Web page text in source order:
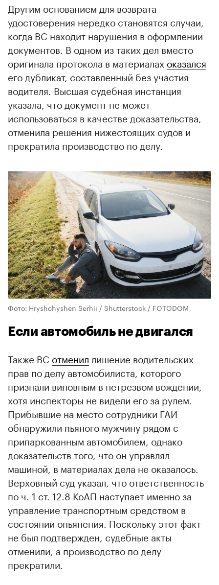
Другим основанием для возврата
удостоверения нередко становятся случаи,
когда ВС находит нарушения в оформлении
документов. В одном из таких дел вместо
оригинала протокола в материалах оказался
его дубликат, составленный без участия
водителя. Высшая судебная инстанция
указала, что документ не может
использоваться в качестве доказательства,
отменила решения нижестоящих судов и
прекратила производство по делу.
Фото: Hryshchyshen Serhii / Shutterstock / FOTODOM
Если автомобиль не двигался
Также ВС отменил лишение водительских
прав по делу автомобилиста, которого
признали виновным в нетрезвом вождении,
хотя инспекторы не видели его за рулем.
Прибывшие на место сотрудники ГАИ
обнаружили пьяного мужчину рядом с
припаркованным автомобилем, однако
доказательств того, что он управлял
машиной, в материалах дела не оказалось.
Верховный суд указал, что ответственность
по ч. 1 ст. 12.8 КоАП наступает именно за
управление транспортным средством в
состоянии опьянения. Поскольку этот факт
не был подтвержден, судебные акты
отменили, а производство по делу
прекратили.